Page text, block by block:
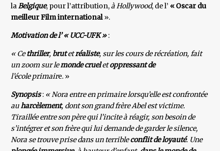
laBelgique, pour l’attribution,à Hollywood, de l’ « Oscar du
meilleur Film international».
Motivation de l’ « UCC-UFK »:
« Cethriller, brutetréaliste, sur les cours de récréation, fait
un zoom sur lemonde crueletoppressant de
l’école primaire. »
Synopsis: « Nora entre en primaire lorsqu’elle est confrontée
auharcèlement, dont son grand frère Abel est victime.
Tiraillée entre son père qui l’incite à réagir, son besoin de
s’intégrer et son frère qui lui demande de garder le silence,
Nora se trouve prise dans un terribleconflit de loyauté. Une